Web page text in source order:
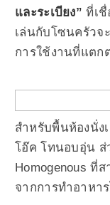
และระเบียง” ที่เ
เล่นกับโซนครัวจ
การใช้งานที่แตก
สำหรับพื้นห้องนั่ง
โอ๊ค โทนอบอุ่น ส่
Homogenous ที่
จากการทำอาหา